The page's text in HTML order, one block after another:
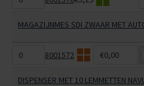
MAGAZIJNMES SDI ZWAAR MET
8001572 €0,00
DISPENSER MET 10 LEMMETTEN